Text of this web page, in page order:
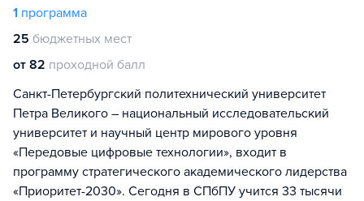
1 программа
25 бюджетных мест
от 82 проходной балл
Санкт-Петербургский политехнический университет
Петра Великого – национальный исследовательский
университет и научный центр мирового уровня
«Передовые цифровые технологии», входит в
программу стратегического академического лидерства
«Приоритет-2030». Сегодня в СПбПУ учится 33 тысячи